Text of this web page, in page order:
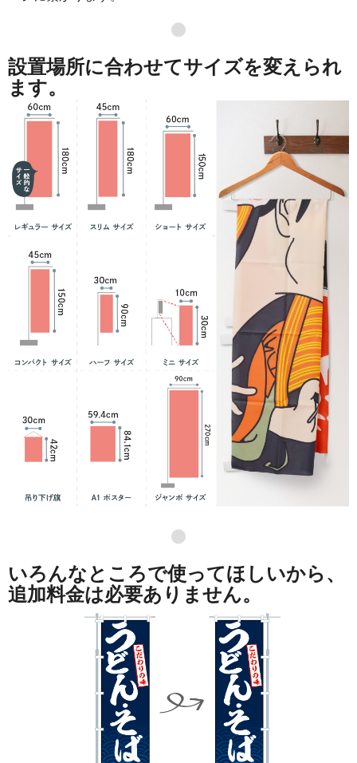
50 868 43400
●
設置場所に合わせてサイズを変えられ
ます。
●
いろんなところで使ってほしいから、
追加料金は必要ありません。